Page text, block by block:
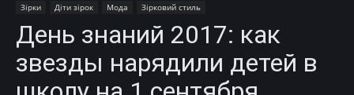
Зірки Діти зірок Мода Зірковий стиль
День знаний 2017: как
звезды нарядили детей в